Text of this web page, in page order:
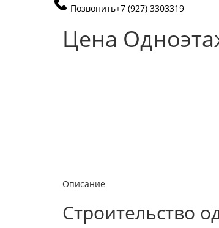
Позвонить+7 (927) 3303319
Цена
Описание
Строительство